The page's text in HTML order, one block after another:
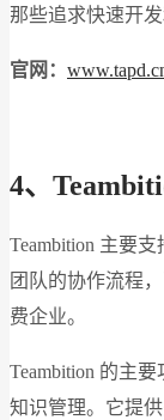
那些追求快速开
官网：
4、
Teambition 主要
团队的协作流程
费企业。
Teambition 的主
知识管理。它提